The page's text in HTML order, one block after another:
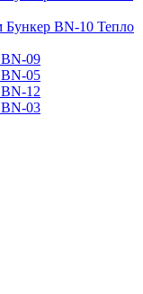
Бункер BN-10 Тепло
09
05
12
03